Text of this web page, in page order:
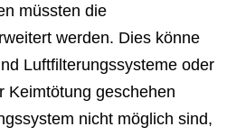
müssten die
werden. Dies könne
Luftfilterungssysteme oder
Keimtötung geschehen
nicht möglich sind,